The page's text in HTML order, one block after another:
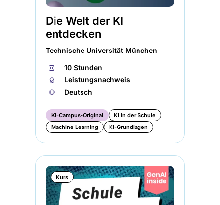
Die Welt der KI
entdecken
Technische Universität München
⏱
10 Stunden
🏅︎
Leistungsnachweis
🌐︎
Deutsch
KI-Campus-Original
KI in der Schule
Machine Learning
KI-Grundlagen
Kurs